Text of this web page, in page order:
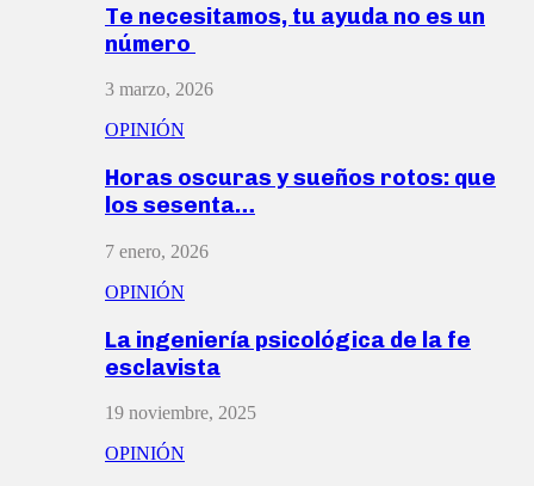
Te necesitamos, tu ayuda no es un
número
3 marzo, 2026
OPINIÓN
Horas oscuras y sueños rotos: que
los sesenta…
7 enero, 2026
OPINIÓN
La ingeniería psicológica de la fe
esclavista
19 noviembre, 2025
OPINIÓN